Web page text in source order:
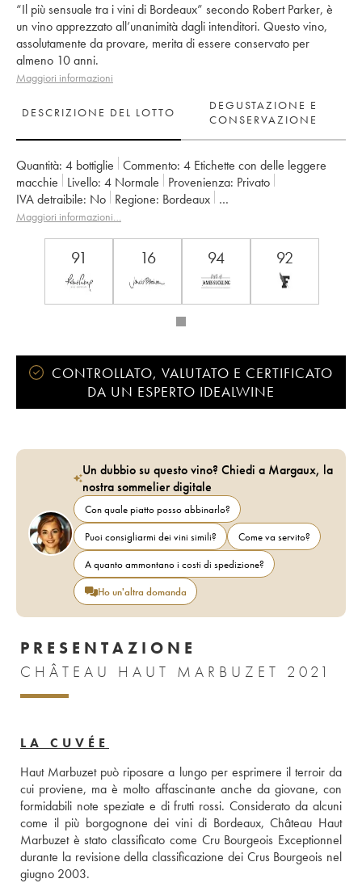
“Il più sensuale tra i vini di Bordeaux” secondo Robert Parker, è
un vino apprezzato all’unanimità dagli intenditori. Questo vino,
assolutamente da provare, merita di essere conservato per
almeno 10 anni.
Maggiori informazioni
DESCRIZIONE DEL LOTTO
DEGUSTAZIONE E
CONSERVAZIONE
Quantità: 4 bottiglie Commento: 4 Etichette con delle leggere
macchie
Livello: 4 Normale Provenienza:
privato
IVA detraibile:
no Regione:
Bordeaux
Denominazione: Saint-Estèphe
Maggiori informazioni…
91 16 94 92
CONTROLLATO, VALUTATO E CERTIFICATO
DA UN ESPERTO IDEALWINE
Un dubbio su questo vino? Chiedi a Margaux, la
nostra sommelier digitale
Con quale piatto posso abbinarlo?
Puoi consigliarmi dei vini simili?
Come va servito?
A quanto ammontano i costi di spedizione?
Ho un'altra domanda
PRESENTAZIONE
CHÂTEAU HAUT MARBUZET 2021
LA CUVÉE
Haut Marbuzet può riposare a lungo per esprimere il terroir da
cui proviene, ma è molto affascinante anche da giovane, con
formidabili note speziate e di frutti rossi. Considerato da alcuni
come il più borgognone dei vini di Bordeaux, Château Haut
Marbuzet è stato classificato come Cru Bourgeois Exceptionnel
durante la revisione della classificazione dei Crus Bourgeois nel
giugno 2003.